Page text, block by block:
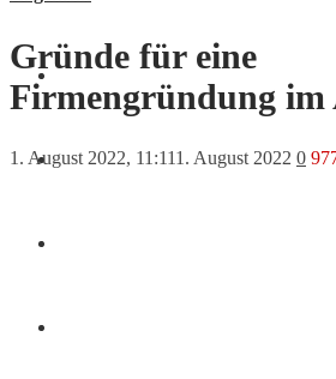
News
Gründe für eine
Firmengründung im
1. August 2022, 11:111. August 2022 0